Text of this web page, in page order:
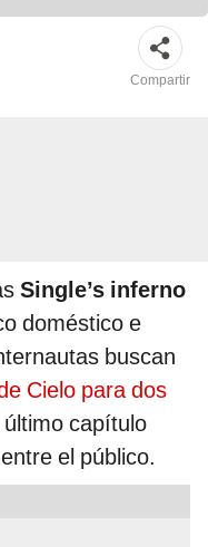
Compartir
Single’s inferno
doméstico e
buscan
Cielo para dos
capítulo
el público.